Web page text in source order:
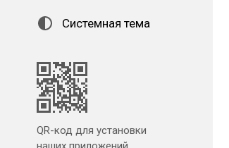
Системная тема
QR-код для установки